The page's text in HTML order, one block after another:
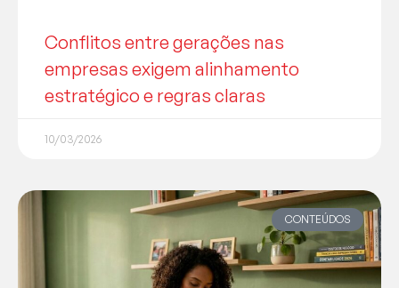
Conflitos entre gerações nas
empresas exigem alinhamento
estratégico e regras claras
10/03/2026
CONTEÚDOS